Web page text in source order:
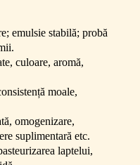
emulsie stabilă; probă
culoare, aromă,
moale,
omogenizare,
suplimentară etc.
laptelui,